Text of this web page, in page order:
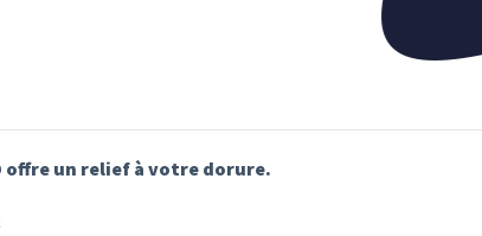
offre un relief à votre dorure.